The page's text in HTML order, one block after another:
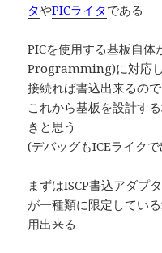
タやPICライタである
PICを使用する基板自
Programming)に対応
接続れば書込出来るの
これから基板を設計す
きと思う
(デバッグもICEライク
まずはISCP書込アダプ
が一種類に限定してい
用出来る